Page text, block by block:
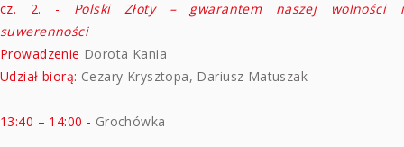
cz. 2. - Polski Złoty – gwarantem naszej wolności i
suwerenności
Prowadzenie Dorota Kania
Udział biorą: Cezary Krysztopa, Dariusz Matuszak
13:40 – 14:00 - Grochówka